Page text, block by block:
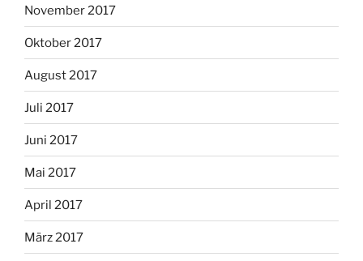
November 2017
Oktober 2017
August 2017
Juli 2017
Juni 2017
Mai 2017
April 2017
März 2017